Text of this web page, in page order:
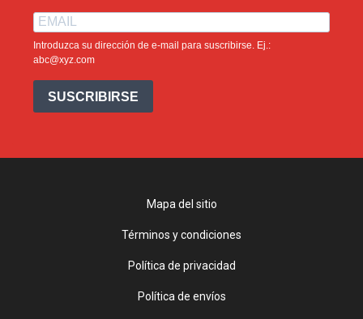
Introduzca su dirección de e-mail para suscribirse. Ej.:
abc@xyz.com
SUSCRIBIRSE
Mapa del sitio
Términos y condiciones
Política de privacidad
Política de envíos